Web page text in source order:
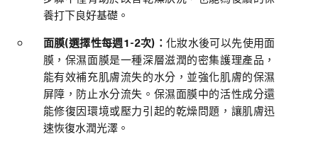
養打下良好基礎。
面膜(選擇性每週1-2次)：化妝水後可以先使用面
膜，保濕面膜是一種深層滋潤的密集護理產品，
能有效補充肌膚流失的水分，並強化肌膚的保濕
屏障，防止水分流失。保濕面膜中的活性成分還
能修復因環境或壓力引起的乾燥問題，讓肌膚迅
速恢復水潤光澤。